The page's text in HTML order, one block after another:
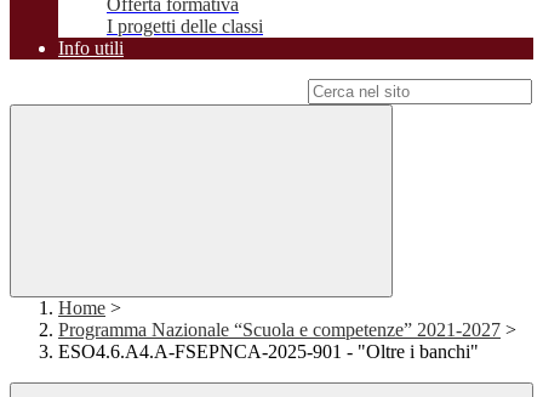
Offerta formativa
I progetti delle classi
Info utili
Home >
Programma Nazionale “Scuola e competenze” 2021-2027 >
ESO4.6.A4.A-FSEPNCA-2025-901 - "Oltre i banchi"